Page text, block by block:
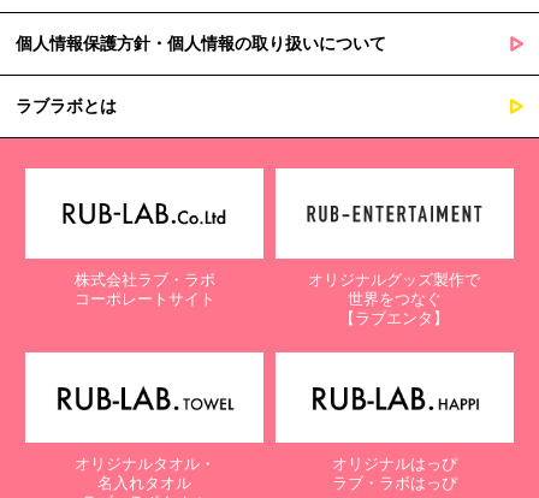
個人情報保護方針・個人情報の取り扱いについて
ラブラボとは
株式会社ラブ・ラボ
コーポレートサイト
オリジナルグッズ製作で
世界をつなぐ
【ラブエンタ】
オリジナルタオル・
名入れタオル
オリジナルはっぴ
ラブ・ラボはっぴ